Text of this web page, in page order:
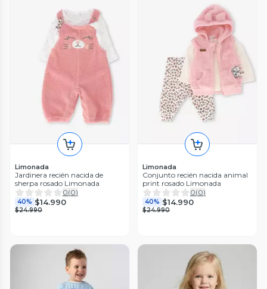
Limonada
Jardinera recién nacida de
sherpa rosado Limonada
0(0)
40% $14.990
$24.990
Limonada
Conjunto recién nacida animal
print rosado Limonada
0(0)
40% $14.990
$24.990